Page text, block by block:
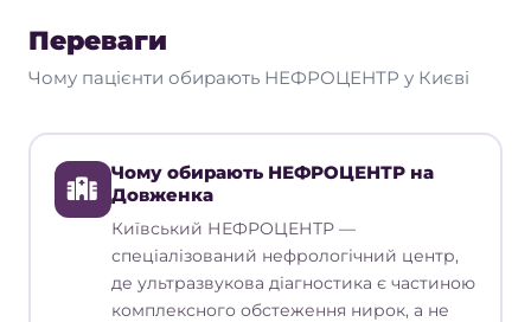
Переваги
Чому пацієнти обирають НЕФРОЦЕНТР у Києві
Чому обирають НЕФРОЦЕНТР на
Довженка
Київський НЕФРОЦЕНТР —
спеціалізований нефрологічний центр,
де ультразвукова діагностика є частиною
комплексного обстеження нирок, а не